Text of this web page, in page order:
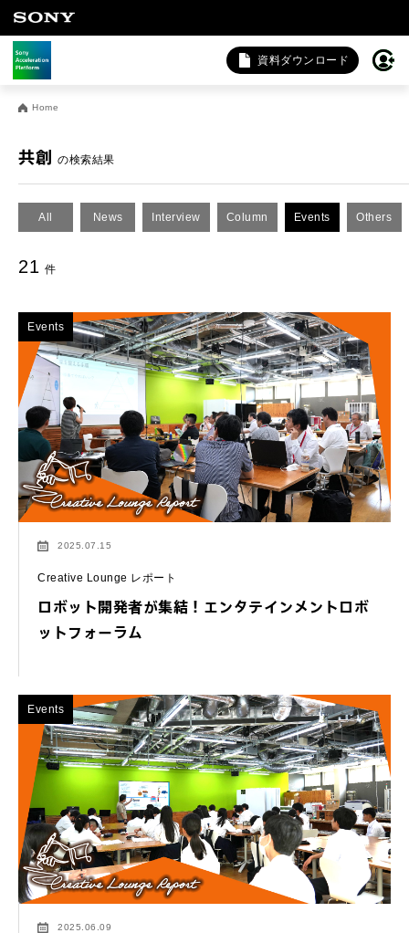
資料ダウンロード
Home
共創 の検索結果
All News Interview Column Events Others
21 件
Events
2025.07.15
Creative Lounge レポート
ロボット開発者が集結！エンタテインメントロボ
ットフォーラム
Events
2025.06.09
お問い合わせ
法人向けサービスに関するご相談・お問い合わせは以下のボタ
法人お問い合わせ